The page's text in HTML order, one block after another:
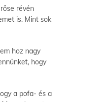
révén
is. Mint sok
hoz nagy
hogy
a pofa- és a